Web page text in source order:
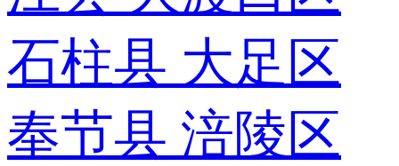
石柱县 大足区
奉节县 涪陵区